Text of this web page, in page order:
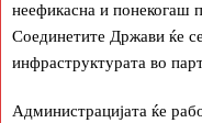
неефикасна и понекогаш
Соединетите Држави ќе
инфраструктурата во
Администрацијата ќе